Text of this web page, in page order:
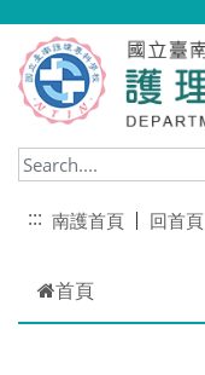
::: 南護首頁 回首頁
首頁